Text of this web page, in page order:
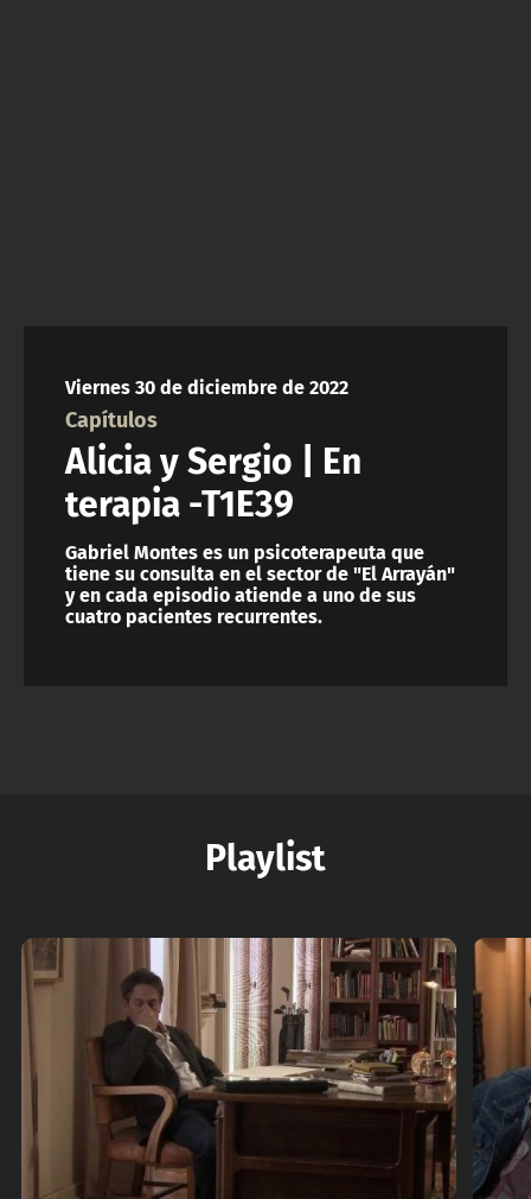
Viernes 30 de diciembre de 2022
Capítulos
Alicia y Sergio | En
terapia -T1E39
Gabriel Montes es un psicoterapeuta que
tiene su consulta en el sector de "El Arrayán"
y en cada episodio atiende a uno de sus
cuatro pacientes recurrentes.
Playlist